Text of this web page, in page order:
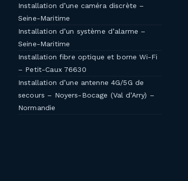
Installation d’une caméra discrète –
Seine-Maritime
Installation d’un système d’alarme –
Seine-Maritime
Installation fibre optique et borne Wi-Fi
– Petit-Caux 76630
Installation d’une antenne 4G/5G de
secours – Noyers-Bocage (Val d’Arry) –
Normandie